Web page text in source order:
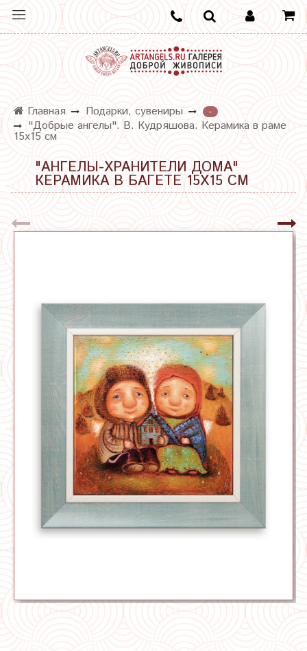
Главная Подарки, сувениры
-
"Добрые ангелы". В. Кудряшова. Керамика в раме
15х15 см
"АНГЕЛЫ-ХРАНИТЕЛИ ДОМА"
КЕРАМИКА В БАГЕТЕ 15Х15 СМ